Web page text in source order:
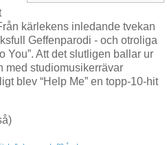
kärlekens inledande tvekan
Geffenparodi - och otroliga
You”. Att det slutligen ballar ur
med studiomusikerrävar
blev “Help Me” en topp-10-hit